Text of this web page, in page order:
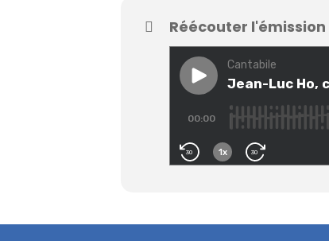
Réécouter l'émission